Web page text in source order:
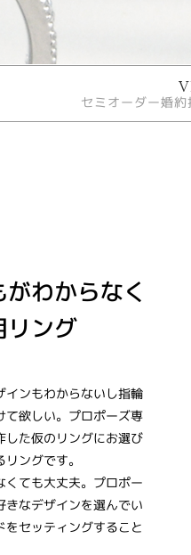
セミオーダー婚
わからなく
リング
インもわからないし指輪
て欲しい。プロポーズ専
した仮のリングにお選び
ングです。
ても大丈夫。プロポー
なデザインを選んでい
セッティングすること